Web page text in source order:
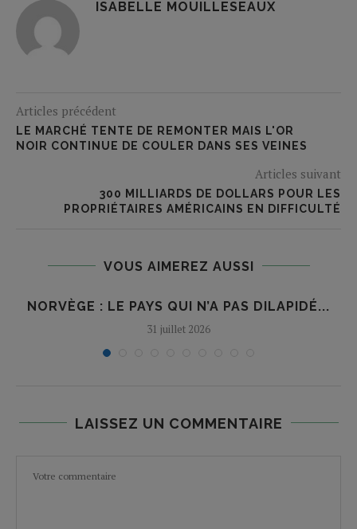
ISABELLE MOUILLESEAUX
Articles précédent
LE MARCHÉ TENTE DE REMONTER MAIS L'OR
NOIR CONTINUE DE COULER DANS SES VEINES
Articles suivant
300 MILLIARDS DE DOLLARS POUR LES
PROPRIÉTAIRES AMÉRICAINS EN DIFFICULTÉ
VOUS AIMEREZ AUSSI
NORVÈGE : LE PAYS QUI N’A PAS DILAPIDÉ...
31 juillet 2026
LAISSEZ UN COMMENTAIRE